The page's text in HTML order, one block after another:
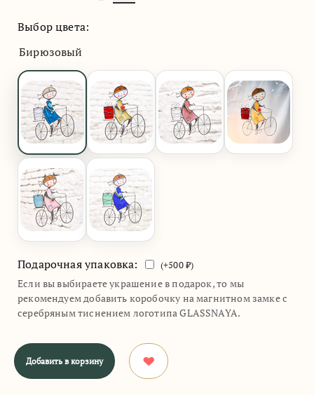
Выбор цвета:
Бирюзовый
Подарочная упаковка: (+500₽)
Если вы выбираете украшение в подарок, то мы
рекомендуем добавить коробочку на магнитном замке с
серебряным тиснением логотипа GLASSNAYA.
Добавить в корзину